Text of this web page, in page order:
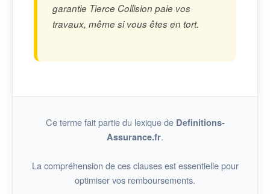
garantie Tierce Collision paie vos
travaux, même si vous êtes en tort.
Ce terme fait partie du lexique de Definitions-
Assurance.fr.
La compréhension de ces clauses est essentielle pour
optimiser vos remboursements.